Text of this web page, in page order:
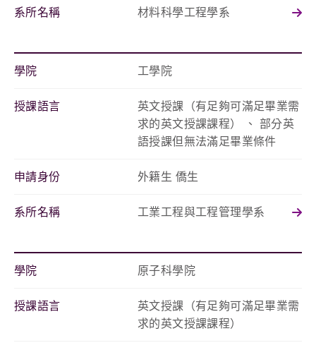
系所名稱 材料科學工程學系
學院 工學院
授課語言
英文授課（有足夠可滿足畢業需
求的英文授課課程） 、 部分英
語授課但無法滿足畢業條件
申請身份 外籍生 僑生
系所名稱 工業工程與工程管理學系
學院 原子科學院
授課語言
英文授課（有足夠可滿足畢業需
求的英文授課課程）